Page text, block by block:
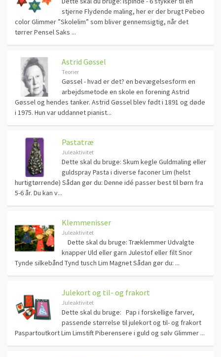
stjerne Flydende maling, her er der brugt Pebeo
color Glimmer ”Skolelim” som bliver gennemsigtig, når det
tørrer Pensel Saks ...
Astrid Gøssel
Teorier
Gøssel - hvad er det? en bevægelsesform en
arbejdsmetode en skole en forening Astrid
Gøssel og hendes tanker. Astrid Gøssel blev født i 1891 og døde
i 1975. Hun var uddannet pianist...
Pastatræ
Juleaktivitet
Dette skal du bruge: Skum kegle Guldmaling eller
guldspray Pasta i diverse faconer Lim (helst
hurtigtørrende) Sådan gør du: Denne idé passer best til børn fra
5-6 år. Du kan v...
Klemmenisser
Juleaktivitet
Dette skal du bruge: Træklemmer Udvalgte
knapper Uld eller garn Julestof eller filt Snor
Tynde silkebånd Tynd tusch Lim Magnet Sådan gør du: ...
Julekort og til- og frakort
Juleaktivitet
Dette skal du bruge: Pap i forskellige farver,
passende størrelse til julekort og til- og frakort
Paspartoutkort Lim Limstift Piberensere i guld og sølv Glimmer ...